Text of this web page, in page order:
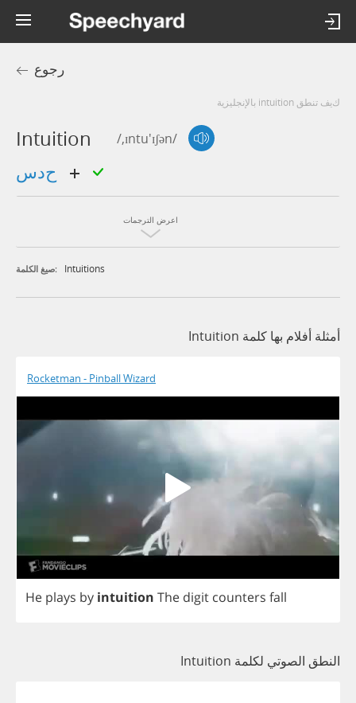
رجوع
كيف تنطق intuition بالإنجليزية
Intuition /,ɪntu'ɪʃən/
اعرض الترجمات
صيغ الكلمة: Intuitions
أمثلة أفلام بها كلمة Intuition
Rocketman - Pinball Wizard
He plays by intuition The digit counters fall
النطق الصوتي لكلمة Intuition